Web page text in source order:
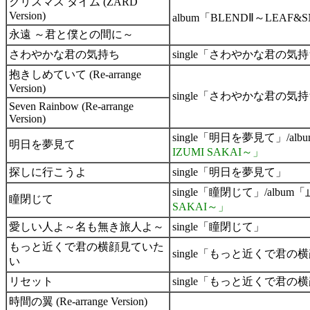
Version)
album「BLENDⅡ～
永遠 ～君と僕との間に～
さわやかな君の気持ち
single「さわやかな君の気
抱きしめていて (Re-arrange
Version)
single「さわやかな君の気
Seven Rainbow (Re-arrange
Version)
明日を夢見て
single「明日を夢見て」/
IZUMI SAKAI～」
探しに行こうよ
single「明日を夢見て」
瞳閉じて
single「瞳閉じて」/album
SAKAI～」
愛しい人よ～名も無き旅人よ～
single「瞳閉じて」
もっと近くで君の横顔見ていた
い
single「もっと近くで君の
リセット
single「もっと近くで君の
時間の翼 (Re-arrange Version)